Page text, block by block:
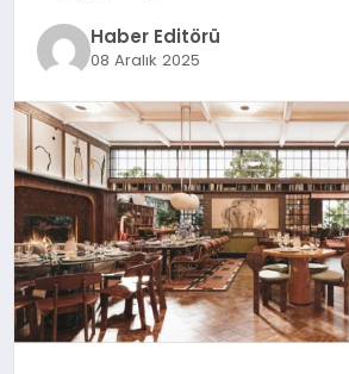
SPOR
YAŞAM
Haber Editörü
08 Aralık 2025